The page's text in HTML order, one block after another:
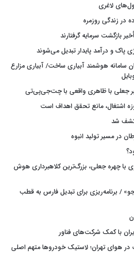
لاغری
در زندگی روزمره
بازگشت سرمایه گرفتارند
پاک و درآمد پایدار تبدیل می‌شوند
سامانه هوشمند آبیاری ساخت/ آبیاری مزارع
جعلی با ظاهری واقعی با چت‌جی‌پی‌تی
اشتغال، مانع تحقق اهداف است
کشف شد
در مسیر تولید انبوه
میلیون دلاری با چهره جعلی، بزرگ‌ترین کلاهبرداری هوش
/ برنامه‌ریزی برای تبدیل فارس به قطب
با کمک شرکت‌های فناور
در هوای تهران؛ لاستیک خودروها متهم اصلی